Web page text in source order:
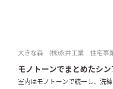
大きな森 (株)永井工業 住宅事
モノトーンでまとめたシ
室内はモノトーンで統一し、洗